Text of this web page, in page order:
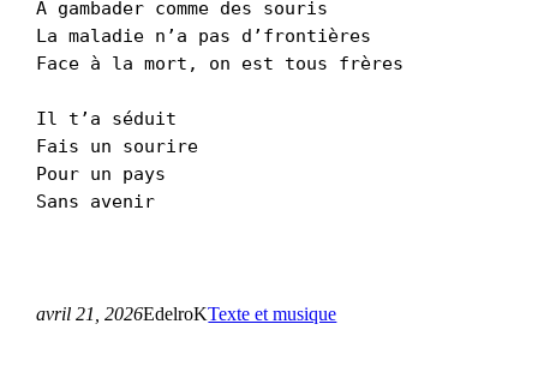
A gambader comme des souris
La maladie n’a pas d’frontières
Face à la mort, on est tous frères
Il t’a séduit
Fais un sourire
Pour un pays
Sans avenir
avril 21, 2026EdelroKTexte et musique